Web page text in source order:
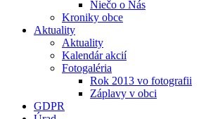
Niečo o Nás
Kroniky obce
Aktuality
Aktuality
Kalendár akcií
Fotogaléria
Rok 2013 vo fotografii
Záplavy v obci
GDPR